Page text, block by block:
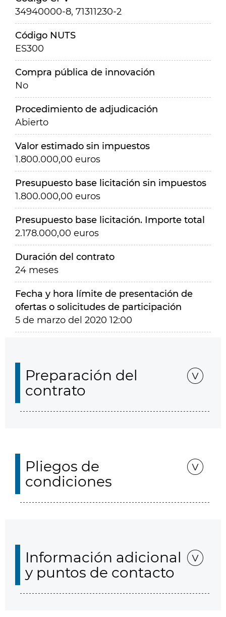
34940000-8, 71311230-2
Código NUTS
ES300
Compra pública de innovación
No
Procedimiento de adjudicación
Abierto
Valor estimado sin impuestos
1.800.000,00 euros
Presupuesto base licitación sin impuestos
1.800.000,00 euros
Presupuesto base licitación. Importe total
2.178.000,00 euros
Duración del contrato
24 meses
Fecha y hora límite de presentación de
ofertas o solicitudes de participación
5 de marzo del 2020 12:00
Preparación del
contrato
Pliegos de
condiciones
Información adicional
y puntos de contacto